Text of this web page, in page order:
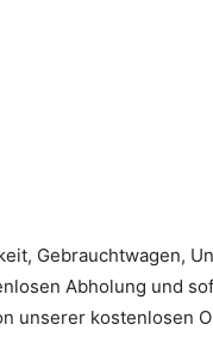
Gebrauchtwagen,
Abholung und
unserer kostenlosen